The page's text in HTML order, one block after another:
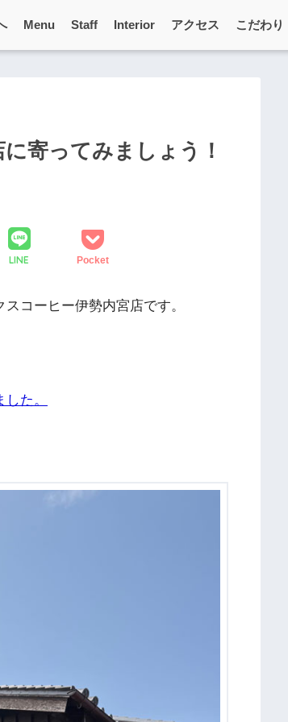
Menu Staff Interior アクセス こだわり
寄ってみましょう！
LINE Pocket
コーヒー伊勢内宮店です。
た。